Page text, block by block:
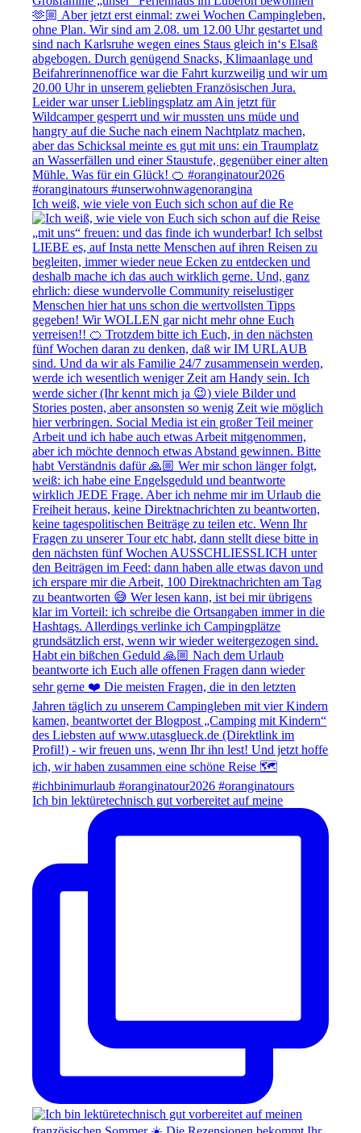
Ich weiß, wie viele von Euch sich schon auf die Re
Ich bin lektüretechnisch gut vorbereitet auf meine